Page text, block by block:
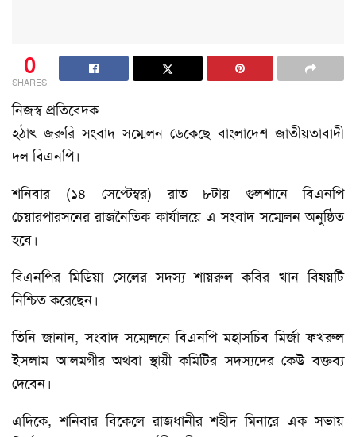
0
SHARES
নিজস্ব প্রতিবেদক
হঠাৎ জরুরি সংবাদ সম্মেলন ডেকেছে বাংলাদেশ জাতীয়তাবাদী
দল বিএনপি।
শনিবার (১৪ সেপ্টেম্বর) রাত ৮টায় গুলশানে বিএনপি
চেয়ারপারসনের রাজনৈতিক কার্যালয়ে এ সংবাদ সম্মেলন অনুষ্ঠিত
হবে।
বিএনপির মিডিয়া সেলের সদস্য শায়রুল কবির খান বিষয়টি
নিশ্চিত করেছেন।
তিনি জানান, সংবাদ সম্মেলনে বিএনপি মহাসচিব মির্জা ফখরুল
ইসলাম আলমগীর অথবা স্থায়ী কমিটির সদস্যদের কেউ বক্তব্য
দেবেন।
এদিকে, শনিবার বিকেলে রাজধানীর শহীদ মিনারে এক সভায়